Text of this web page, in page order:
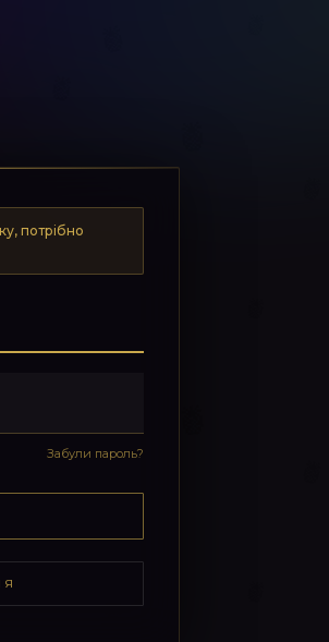
потрібно
Забули пароль?